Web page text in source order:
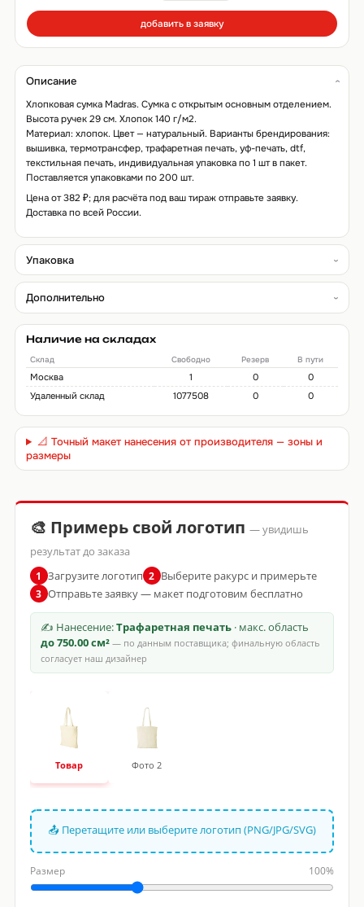
добавить в заявку
Описание
Хлопковая сумка Madras. Сумка с открытым основным отделением.
Высота ручек 29 см. Хлопок 140 г/м2.
Материал: хлопок. Цвет — натуральный. Варианты брендирования:
вышивка, термотрансфер, трафаретная печать, уф-печать, dtf,
текстильная печать, индивидуальная упаковка по 1 шт в пакет.
Поставляется упаковками по 200 шт.
Цена от 382 ₽; для расчёта под ваш тираж отправьте заявку.
Доставка по всей России.
Упаковка
Дополнительно
Наличие на складах
Склад Свободно Резерв В пути
Москва 1 0
0
Удаленный склад
1077508 0 0
📐 Точный макет нанесения от производителя — зоны и
размеры
🎨 Примерь свой логотип — увидишь
результат до заказа
1 Загрузите логотип 2 Выберите ракурс и примерьте
3 Отправьте заявку — макет подготовим бесплатно
✍ Нанесение:Трафаретная печать· макс. область
до 750.00 см²— по данным поставщика; финальную область
согласует наш дизайнер
Товар Фото 2
📤 Перетащите или выберите логотип (PNG/JPG/SVG)
Размер 100%